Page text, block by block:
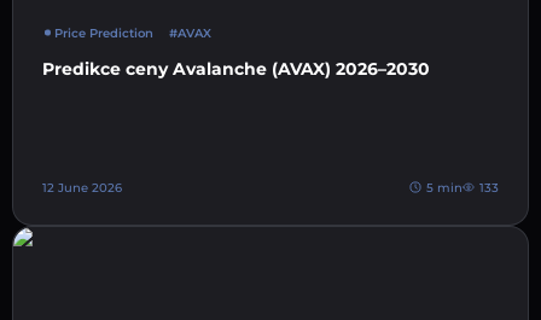
Price Prediction #AVAX
Predikce ceny Avalanche (AVAX) 2026–2030
12 June 2026 5 min 133